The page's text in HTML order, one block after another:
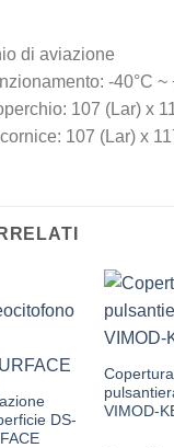
di aviazione
-40°C ~
107 (Lar) x
107 (Lar) x
DS-
VIMOD-